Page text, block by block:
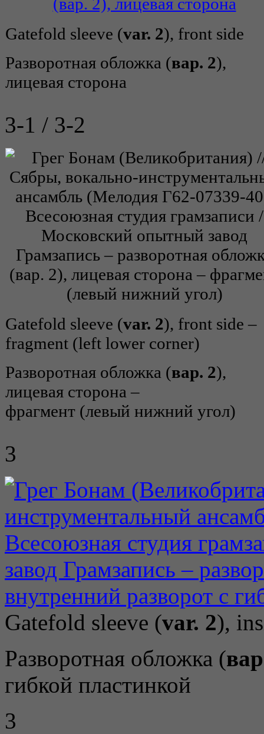
Gatefold sleeve (var. 2), front side
Разворотная обложка (вар. 2),
лицевая сторона
3-1 / 3-2
Gatefold sleeve (var. 2), front side –
fragment (left lower corner)
Разворотная обложка (вар. 2),
лицевая сторона –
фрагмент (левый нижний угол)
3
Gatefold sleeve (var. 2),
Разворотная обложка (
гибкой пластинкой
3